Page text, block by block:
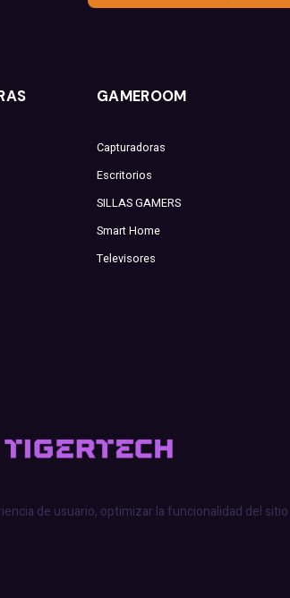
GAMEROOM
Capturadoras
Escritorios
SILLAS GAMERS
Smart Home
Televisores
de usuario, optimizar la funcionalidad del